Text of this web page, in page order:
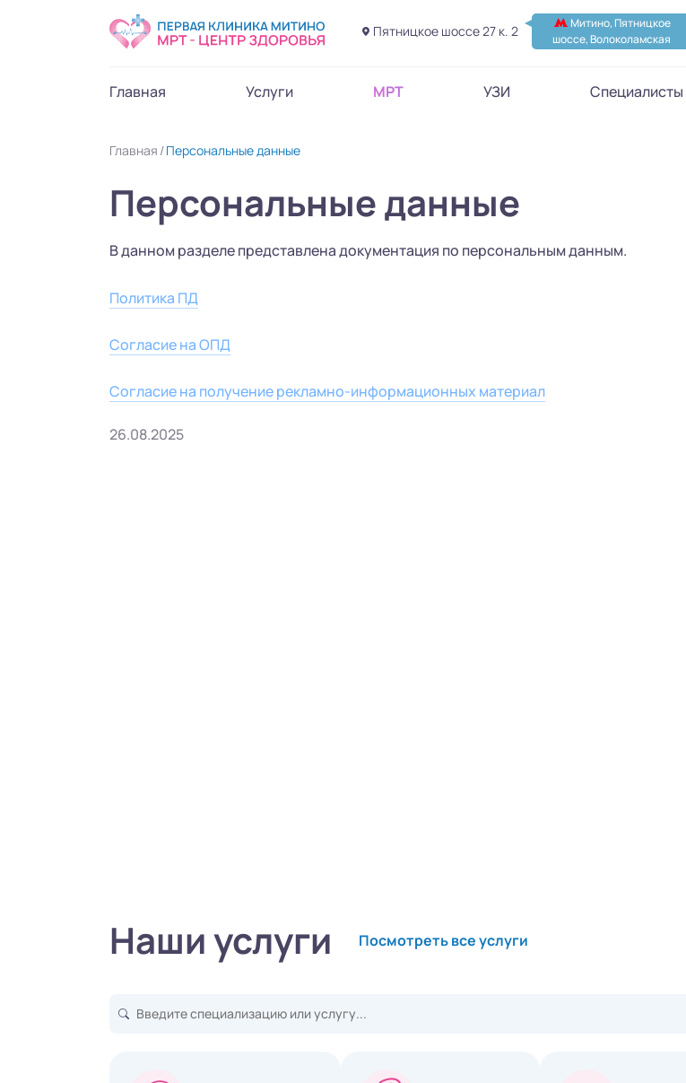
Пятницкое шоссе 27 к. 2
Митино, Пятницкое
шоссе, Волоколамская
Главная Услуги МРТ УЗИ Специалисты
Главная Персональные данные
Персональные данные
В данном разделе представлена документация по персональным данным.
Политика ПД
Согласие на ОПД
Согласие на получение рекламно-информационных материал
26.08.2025
Наши услуги Посмотреть все услуги